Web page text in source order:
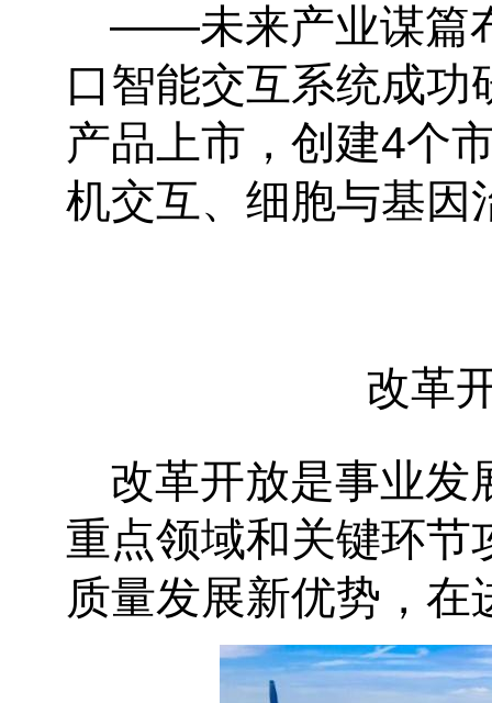
——未来产业谋篇
口智能交互系统成
产品上市，创建4个
机交互、细胞与基因
改革
改革开放是事业发
重点领域和关键环节
质量发展新优势，